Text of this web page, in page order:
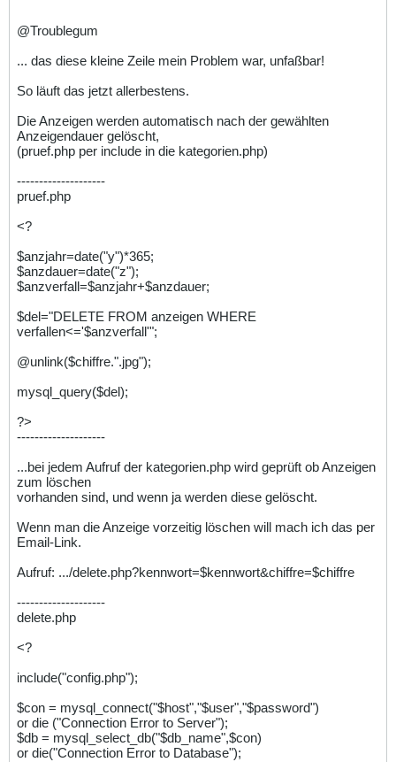
@Troublegum
... das diese kleine Zeile mein Problem war, unfaßbar!
So läuft das jetzt allerbestens.
Die Anzeigen werden automatisch nach der gewählten
Anzeigendauer gelöscht,
(pruef.php per include in die kategorien.php)
--------------------
pruef.php
<?
$anzjahr=date("y")*365;
$anzdauer=date("z");
$anzverfall=$anzjahr+$anzdauer;
$del="DELETE FROM anzeigen WHERE
verfallen<='$anzverfall'";
@unlink($chiffre.".jpg");
mysql_query($del);
?>
--------------------
...bei jedem Aufruf der kategorien.php wird geprüft ob Anzeigen
zum löschen
vorhanden sind, und wenn ja werden diese gelöscht.
Wenn man die Anzeige vorzeitig löschen will mach ich das per
Email-Link.
Aufruf: .../delete.php?kennwort=$kennwort&chiffre=$chiffre
--------------------
delete.php
<?
include("config.php");
$con = mysql_connect("$host","$user","$password")
or die ("Connection Error to Server");
$db = mysql_select_db("$db_name",$con)
or die("Connection Error to Database");